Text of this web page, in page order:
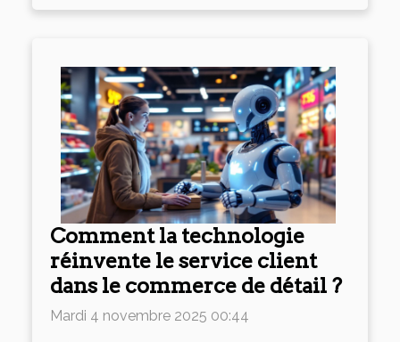
Comment la technologie
réinvente le service client
dans le commerce de détail ?
Mardi 4 novembre 2025 00:44